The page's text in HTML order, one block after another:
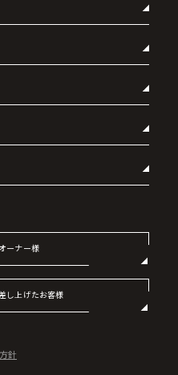
テージシリーズ
ーナー様
し上げたお客様
針